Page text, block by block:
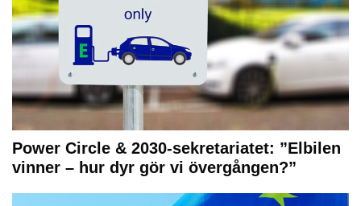
Power Circle & 2030-sekretariatet: ”Elbilen
vinner – hur dyr gör vi övergången?”